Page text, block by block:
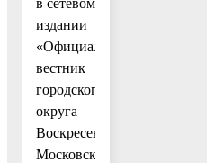
издании
«Официальный
вестник
городского
округа
Воскресенск
Московской